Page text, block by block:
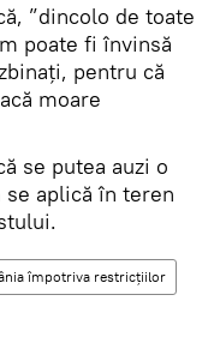
”dincolo de toate
poate fi învinsă
pentru că
moare
se putea auzi o
aplică în teren
împotriva restricțiilor